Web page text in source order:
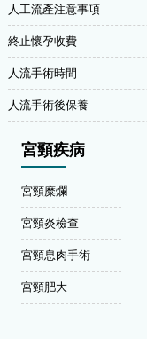
人工流產注意事項
終止懷孕收費
人流手術時間
人流手術後保養
宮頸疾病
宮頸糜爛
宮頸炎檢查
宮頸息肉手術
宮頸肥大